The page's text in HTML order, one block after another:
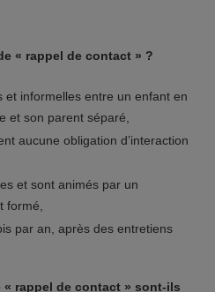
« rappel de contact » ?
et informelles entre un enfant en
et son parent séparé,
aucune obligation d’interaction
et sont animés par un
formé,
par an, après des entretiens
rappel de contact » sont-ils